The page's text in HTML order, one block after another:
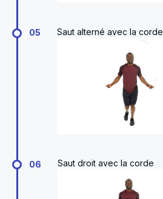
05 Saut alterné avec la corde
06 Saut droit avec la corde